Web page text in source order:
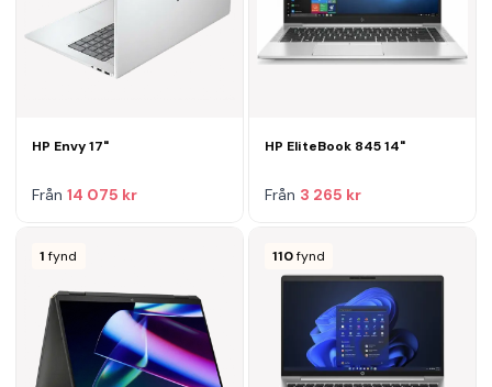
HP Envy 17"
Från 14 075 kr
HP EliteBook 845 14"
Från 3 265 kr
1 fynd 110 fynd